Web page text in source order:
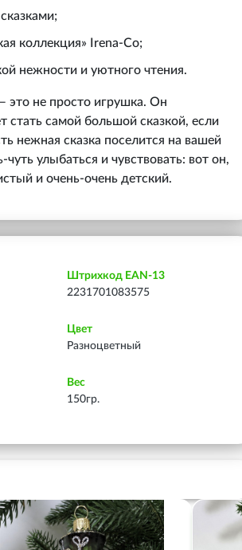
коллекция» Irena‑Co;
нежности и уютного чтения.
это не просто игрушка. Он
самой большой сказкой, если
нежная сказка поселится на вашей
улыбаться и чувствовать: вот он,
и очень-очень детский.
Штрихкод EAN-13
2231701083575
Цвет
Разноцветный
Вес
150гр.